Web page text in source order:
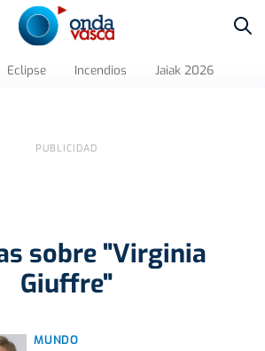
Eclipse Incendios Jaiak 2026
sobre "Virginia
Giuffre"
MUNDO